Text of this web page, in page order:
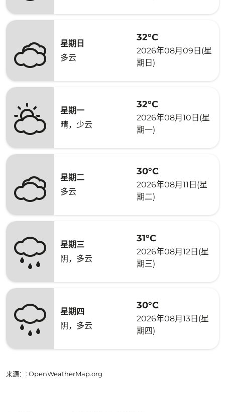
星期日
多云
32°C
2026年08月09日(星
期日)
星期一
晴，少云
32°C
2026年08月10日(星
期一)
星期二
多云
30°C
2026年08月11日(星
期二)
星期三
阴，多云
31°C
2026年08月12日(星
期三)
星期四
阴，多云
30°C
2026年08月13日(星
期四)
来源： : OpenWeatherMap.org